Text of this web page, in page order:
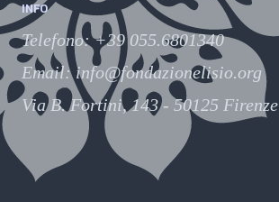
INFO
Telefono:+39 055.6801340
Email:info@fondazionelisio.org
Via B. Fortini, 143 - 50125 Firenze